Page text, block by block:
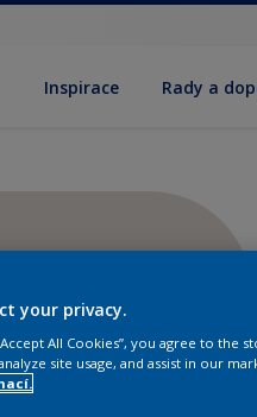
Inspirace Rady a
your privacy.
All Cookies”, you agree to
site usage, and assist in our